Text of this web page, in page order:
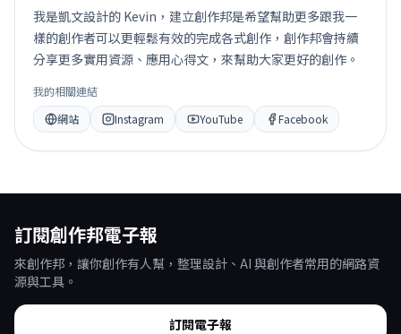
我是凱文設計的 Kevin，建立創作邦是希望幫助更多跟我一
樣的創作者可以更輕鬆有效的完成各式創作，創作邦會持續
分享更多實用資源、應用心得文，來幫助大家更好的創作。
我的相關連結
網站
Instagram YouTube Facebook
訂閱創作邦電子報
來創作邦，讓你創作有人幫，整理設計、AI 與創作者常用的網路資
源與工具。
訂閱電子報